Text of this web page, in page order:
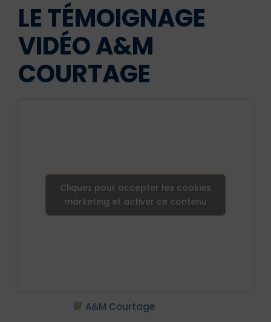
LE TÉMOIGNAGE
VIDÉO A&M
COURTAGE
Cliquez pour accepter les cookies
marketing et activer ce contenu
A&M Courtage